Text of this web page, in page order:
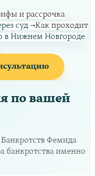
и рассрочка
суд →Как проходит
в Нижнем Новгороде
по вашей
Банкротств Фемида
банкротства именно